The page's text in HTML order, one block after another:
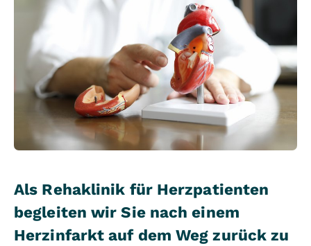
Als Rehaklinik für Herzpatienten
begleiten wir Sie nach einem
Herzinfarkt auf dem Weg zurück zu